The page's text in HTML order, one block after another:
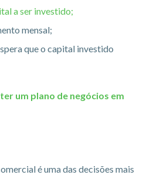
a ser investido;
mensal;
que o capital investido
um plano de negócios em
é uma das decisões mais